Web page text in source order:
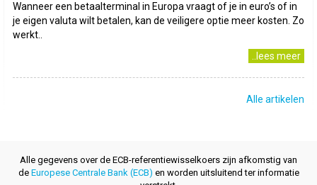
Wanneer een betaalterminal in Europa vraagt of je in euro’s of in
je eigen valuta wilt betalen, kan de veiligere optie meer kosten. Zo
werkt..
..lees meer
Alle artikelen
Alle gegevens over de ECB-referentiewisselkoers zijn afkomstig van
de Europese Centrale Bank (ECB) en worden uitsluitend ter informatie